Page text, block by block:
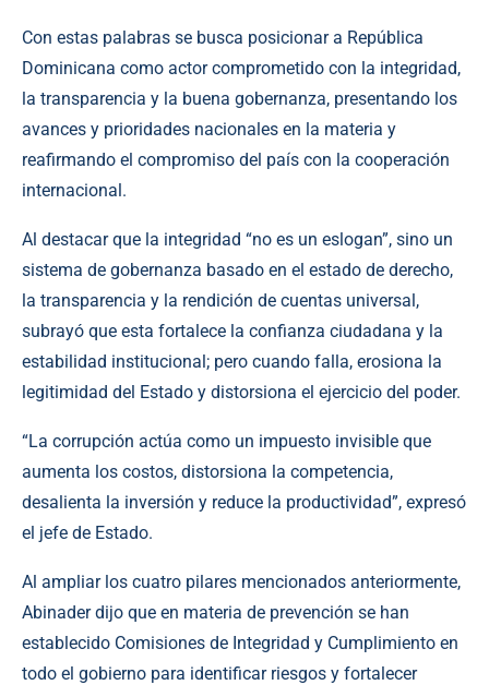
Con estas palabras se busca posicionar a República
Dominicana como actor comprometido con la integridad,
la transparencia y la buena gobernanza, presentando los
avances y prioridades nacionales en la materia y
reafirmando el compromiso del país con la cooperación
internacional.
Al destacar que la integridad “no es un eslogan”, sino un
sistema de gobernanza basado en el estado de derecho,
la transparencia y la rendición de cuentas universal,
subrayó que esta fortalece la confianza ciudadana y la
estabilidad institucional; pero cuando falla, erosiona la
legitimidad del Estado y distorsiona el ejercicio del poder.
“La corrupción actúa como un impuesto invisible que
aumenta los costos, distorsiona la competencia,
desalienta la inversión y reduce la productividad”, expresó
el jefe de Estado.
Al ampliar los cuatro pilares mencionados anteriormente,
Abinader dijo que en materia de prevención se han
establecido Comisiones de Integridad y Cumplimiento en
todo el gobierno para identificar riesgos y fortalecer